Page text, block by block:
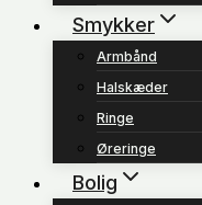
Smykker
Armbånd
Halskæder
Ringe
Øreringe
Bolig